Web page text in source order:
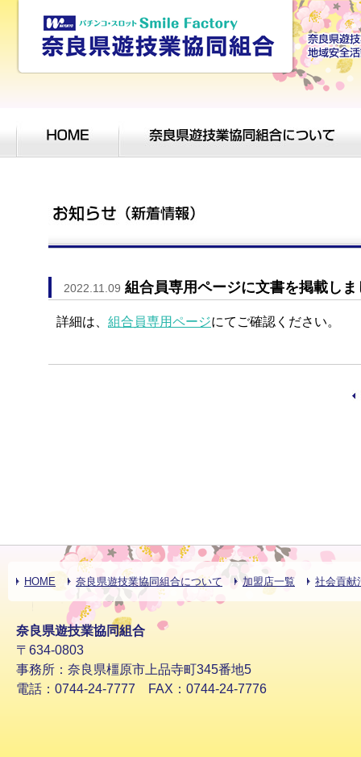
2022.11.09 組合員専用ページに文書を掲載しま
詳細は、 組合員専用ページにてご確認ください。
HOME 奈良県遊技業協同組合について 加盟店一覧 社会貢献
奈良県遊技業協同組合
〒634-0803
事務所：奈良県橿原市上品寺町345番地5
電話：0744-24-7777 FAX：0744-24-7776